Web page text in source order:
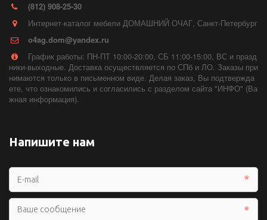
(812) 908-25-30
Интернет-каталог мебели ДОМАШНИЙ ОЧАГ, Санкт-Петербург
o4ag.dom@yandex.ru
График работы: ПН-ПТ 10:00-20:00, СБ 11:00-15:00, ВС и празд
ники-выходные. Доставка осуществляется по СПб и ЛО. Заказы при
нимаются только в письменном виде. Делая заказ, Вы подтвержда
ете, что ознакомились и согласились с разделом сайта "ИНФО" (Ва
жная информация).
Напишите нам
*
*